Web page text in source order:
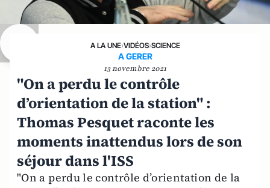
A LA UNE›VIDÉOS›SCIENCE
A GERER
13 novembre 2021
"On a perdu le contrôle
d’orientation de la station" :
Thomas Pesquet raconte les
moments inattendus lors de son
séjour dans l'ISS
"On a perdu le contrôle d’orientation de la